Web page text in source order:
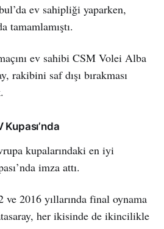
ev sahipliği yaparken,
tamamlamıştı.
ev sahibi CSM Volei Alba
rakibini saf dışı bırakması
kupalarındaki en iyi
imza attı.
ve 2016 yıllarında final oynama
her ikisinde de ikincilikle